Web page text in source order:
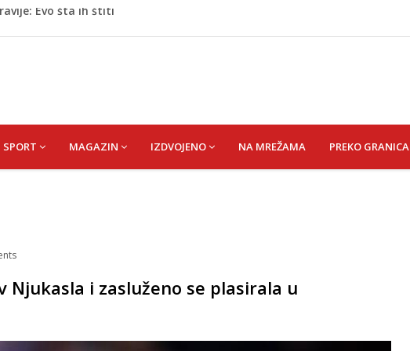
Uhapšen na granici
razočarao navijače iz BiH
Evo šta ih štiti
SPORT MAGAZIN IZDVOJENO NA MREŽAMA PREKO GRANICA
i zasluženo se plasirala u